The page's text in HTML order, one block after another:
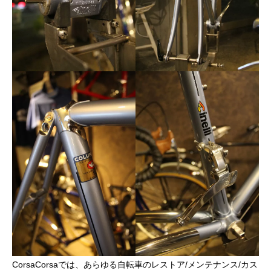
CorsaCorsaでは、あらゆる自転車のレストア/メンテナンス/カス